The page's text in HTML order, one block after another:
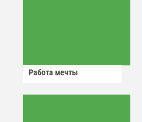
Работа мечты